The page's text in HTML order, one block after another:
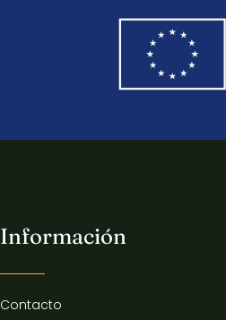
Información
Contacto